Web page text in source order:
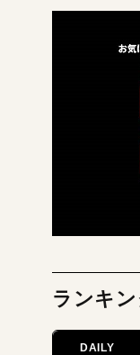
ランキ
DAILY